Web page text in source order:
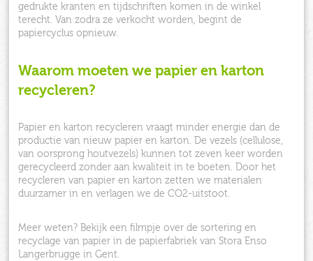
gedrukte kranten en tijdschriften komen in de winkel
terecht. Van zodra ze verkocht worden, begint de
papiercyclus opnieuw.
Waarom moeten we papier en karton
recycleren?
Papier en karton recycleren vraagt minder energie dan de
productie van nieuw papier en karton. De vezels (cellulose,
van oorsprong houtvezels) kunnen tot zeven keer worden
gerecycleerd zonder aan kwaliteit in te boeten. Door het
recycleren van papier en karton zetten we materialen
duurzamer in en verlagen we de CO2-uitstoot.
Meer weten? Bekijk een filmpje over de sortering en
recyclage van papier in de papierfabriek van Stora Enso
Langerbrugge in Gent.